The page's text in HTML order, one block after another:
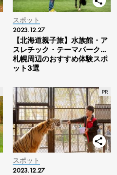
スポット
2023.12.27
【北海道親子旅】水族館・ア
スレチック・テーマパーク…
札幌周辺のおすすめ体験スポ
ット3選
スポット
2023.12.27